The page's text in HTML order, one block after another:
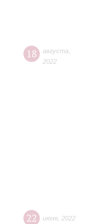
18 августа
2022
22 июня 2022